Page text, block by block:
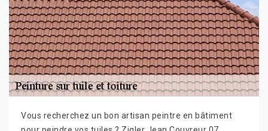
Vous recherchez un bon artisan peintre en bâtiment